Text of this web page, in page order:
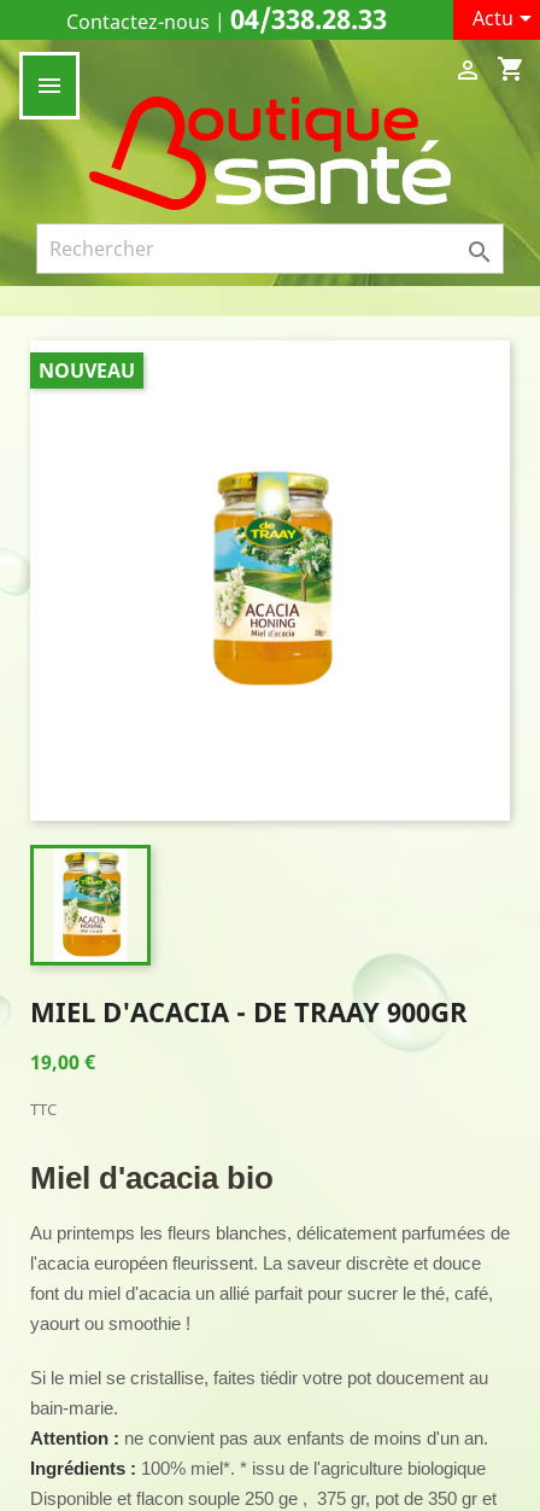
Contactez-nous | 04/338.28.33 Actu

shopping_cart


NOUVEAU
MIEL D'ACACIA - DE TRAAY 900GR
19,00 €
TTC
Miel d'acacia bio
Au printemps les fleurs blanches, délicatement parfumées de
l'acacia européen fleurissent. La saveur discrète et douce
font du miel d'acacia un allié parfait pour sucrer le thé, café,
yaourt ou smoothie !
Si le miel se cristallise, faites tiédir votre pot doucement au
bain-marie.
Attention : ne convient pas aux enfants de moins d'un an.
Ingrédients : 100% miel*. * issu de l'agriculture biologique
Disponible et flacon souple 250 ge , 375 gr, pot de 350 gr et